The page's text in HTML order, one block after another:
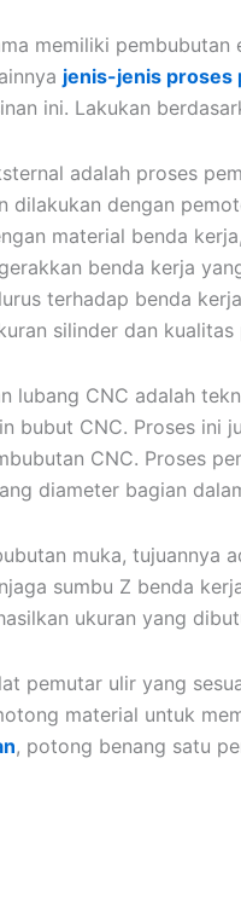
memiliki
jenis-jenis proses
ini. Lakukan
adalah proses
dilakukan dengan
material benda
benda kerja
terhadap benda
silinder dan
lubang CNC adalah
bubut CNC. Proses ini
CNC. Proses
diameter bagian
muka, tujuannya
sumbu Z benda
ukuran yang
pemutar ulir yang
material untuk
, potong benang satu